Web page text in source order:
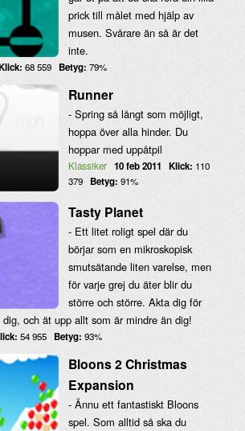
prick till målet med hjälp av
musen. Svårare än så är det
inte.
68 559 Betyg: 79%
Runner
- Spring så långt som möjligt,
hoppa över alla hinder. Du
hoppar med uppåtpil
Klassiker 10 feb 2011 Klick: 110
379
Betyg: 91%
Tasty Planet
- Ett litet roligt spel där du
börjar som en mikroskopisk
smutsätande liten varelse, men
för varje grej du äter blir du
större och större. Akta dig för
och ät upp allt som är mindre än dig!
54 955 Betyg: 93%
Bloons 2 Christmas
Expansion
- Ännu ett fantastiskt Bloons
spel. Som alltid så ska du